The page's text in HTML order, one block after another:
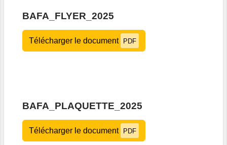
BAFA_FLYER_2025
Télécharger le document PDF
BAFA_PLAQUETTE_2025
Télécharger le document PDF